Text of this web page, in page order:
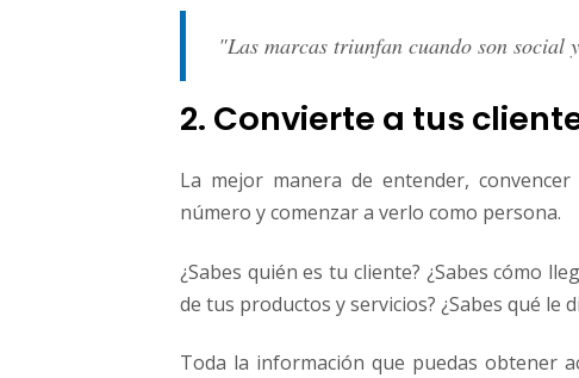
"Las marcas triunfan cuando son social
2. Convierte a tus
La mejor manera de entender,
número y comenzar a verlo como persona.
¿Sabes quién es tu cliente? ¿Sabes cómo
de tus productos y servicios? ¿Sabes qué le
Toda la información que puedas obtener